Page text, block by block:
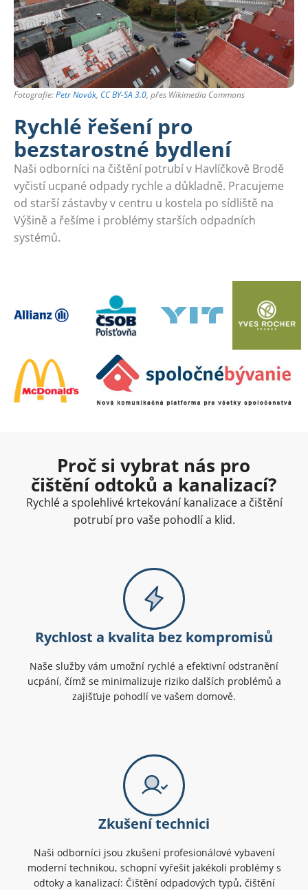
Fotografie:Petr Novák, CC BY-SA 3.0, přes Wikimedia Commons
Rychlé řešení pro
bezstarostné bydlení
Naši odborníci na čištění potrubí v Havlíčkově Brodě
vyčistí ucpané odpady rychle a důkladně. Pracujeme
od starší zástavby v centru u kostela po sídliště na
Výšině a řešíme i problémy starších odpadních
systémů.
Proč si vybrat nás pro
čištění odtoků a kanalizací?
Rychlé a spolehlivé krtekování kanalizace a čištění
potrubí pro vaše pohodlí a klid.
Rychlost a kvalita bez kompromisů
Naše služby vám umožní rychlé a efektivní odstranění
ucpání, čímž se minimalizuje riziko dalších problémů a
zajišťuje pohodlí ve vašem domově.
Zkušení technici
Naši odborníci jsou zkušení profesionálové vybavení
moderní technikou, schopní vyřešit jakékoli problémy s
odtoky a kanalizací: Čištění odpadových typů, čištění